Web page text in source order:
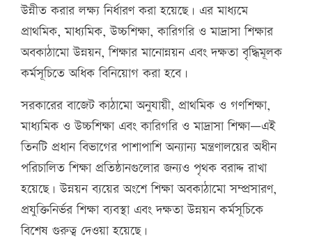
উন্নীত করার লক্ষ্য নির্ধারণ করা হয়েছে। এর মাধ্যমে
প্রাথমিক, মাধ্যমিক, উচ্চশিক্ষা, কারিগরি ও মাদ্রাসা শিক্ষার
অবকাঠামো উন্নয়ন, শিক্ষার মানোন্নয়ন এবং দক্ষতা বৃদ্ধিমূলক
কর্মসূচিতে অধিক বিনিয়োগ করা হবে।
সরকারের বাজেট কাঠামো অনুযায়ী, প্রাথমিক ও গণশিক্ষা,
মাধ্যমিক ও উচ্চশিক্ষা এবং কারিগরি ও মাদ্রাসা শিক্ষা—এই
তিনটি প্রধান বিভাগের পাশাপাশি অন্যান্য মন্ত্রণালয়ের অধীন
পরিচালিত শিক্ষা প্রতিষ্ঠানগুলোর জন্যও পৃথক বরাদ্দ রাখা
হয়েছে। উন্নয়ন ব্যয়ের অংশে শিক্ষা অবকাঠামো সম্প্রসারণ,
প্রযুক্তিনির্ভর শিক্ষা ব্যবস্থা এবং দক্ষতা উন্নয়ন কর্মসূচিকে
বিশেষ গুরুত্ব দেওয়া হয়েছে।